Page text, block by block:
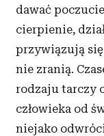
dawać
cierpienie,
przywiązują
nie zranią.
rodzaju tarczy
człowieka od
niejako